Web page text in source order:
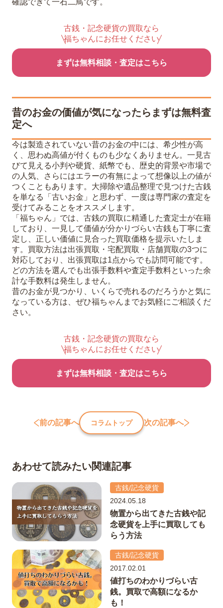
古銭・記念硬貨の買取なら
福ちゃんにお任せください
まずは無料相談・査定はこちら
昔のお金の価値が気になったらまずは無料査
定へ
今は製造されていない昔のお金の中には、希少性が高
く、思わぬ高値が付くものも少なくありません。一見古
びて見える小判や硬貨、紙幣でも、歴史的背景や市場で
の人気、さらにはエラーの有無によって想像以上の値が
つくこともあります。大掃除や遺品整理で見つけた古銭
を単なる「古いお金」と思わず、一度は専門家の査定を
受けてみることをオススメします。
「福ちゃん」では、古銭の買取に精通した査定士が在籍
しており、一見して価値が分かりづらい古銭も丁寧に査
定し、正しい価値に見合った買取価格を提示いたしま
す。買取方法は出張買取・宅配買取・店舗買取の3つに
対応しており、出張買取は1点からでも訪問可能です。
どの方法を選んでも出張手数料や査定手数料といった余
計な手数料は発生しません。
昔のお金が見つかり、いくらで売れるのだろうかと気に
なっている方は、ぜひ福ちゃんまでお気軽にご相談くだ
さい。
古銭・記念硬貨の買取なら
福ちゃんにお任せください
まずは無料相談・査定はこちら
前の記事へ コラムトップ 次の記事へ
あわせて読みたい関連記事
古銭/記念硬貨
2024.05.18
物置から出てきた古銭や記
念硬貨を上手に買取しても
らう方法
古銭/記念硬貨
2017.02.01
値打ちのわかりづらい古
銭。買取で高額になるか
も！